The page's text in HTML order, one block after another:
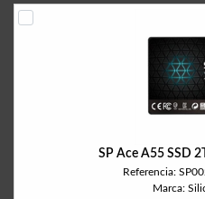
SP Ace A55 SSD
Referencia:
Marca: